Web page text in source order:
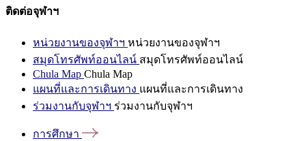
ติดต่อจุฬาฯ
หน่วยงานของจุฬาฯ หน่วยงานของจุฬาฯ
สมุดโทรศัพท์ออนไลน์ สมุดโทรศัพท์ออนไลน์
Chula Map Chula Map
แผนที่และการเดินทาง แผนที่และการเดินทาง
ร่วมงานกับจุฬาฯ ร่วมงานกับจุฬาฯ
การศึกษา